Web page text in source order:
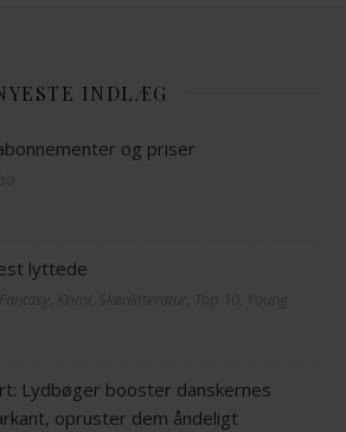
INDLÆG
og priser
lyttede
Lydbøger booster danskernes
opruster dem åndeligt